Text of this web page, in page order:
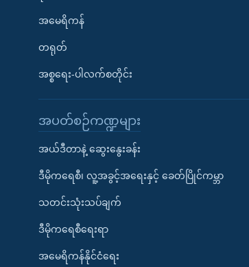
အမေရိကန်
တရုတ်
အစ္စရေး-ပါလက်စတိုင်း
အပတ်စဉ်ကဏ္ဍများ
အယ်ဒီတာနဲ့ ဆွေးနွေးခန်း
ဒီမိုကရေစီ၊ လူ့အခွင့်အရေးနှင့် ခေတ်ပြိုင်ကမ္ဘာ
သတင်းသုံးသပ်ချက်
ဒီမိုကရေစီရေးရာ
အမေရိကန်နိုင်ငံရေး